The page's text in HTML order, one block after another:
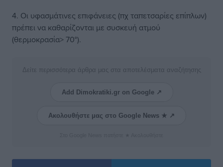
4. Οι υφασμάτινες επιφάνειες (πχ ταπετσαρίες επίπλων)
πρέπει να καθαρίζονται με συσκευή ατμού
(θερμοκρασία> 70°).
Δείτε περισσότερα άρθρα μας στα αποτελέσματα αναζήτησης
Add Dimokratiki.gr on Google ↗
Ακολουθήστε μας στο Google News ★ ↗